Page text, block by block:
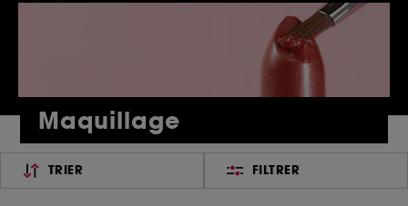
Maquillage
TRIER FILTRER